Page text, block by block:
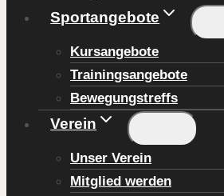
Sportangebote
Kursangebote
Trainingsangebote
Bewegungstreffs
Verein
Unser Verein
Mitglied werden